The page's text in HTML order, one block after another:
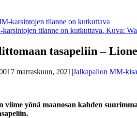
tilanne on kutkuttava. Kuva:
tasapeliin –
17 marraskuun, 2021 |Jalkapallon MM-
yönä maanosan kahden